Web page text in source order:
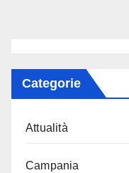
Categorie
Attualità
Campania